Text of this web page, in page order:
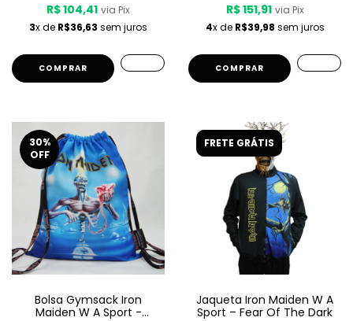
R$ 104,41 via Pix
3x de R$36,63 sem juros
COMPRAR
R$ 151,91 via Pix
4x de R$39,98 sem juros
COMPRAR
30%
OFF
Bolsa Gymsack Iron
Maiden W A Sport -
FRETE GRÁTIS
Jaqueta Iron Maiden W A
Sport – Fear Of The Dark